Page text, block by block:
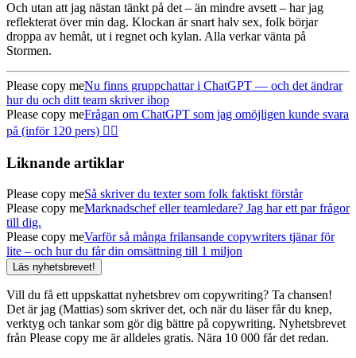
Och utan att jag nästan tänkt på det – än mindre avsett – har jag
reflekterat över min dag. Klockan är snart halv sex, folk börjar
droppa av hemåt, ut i regnet och kylan. Alla verkar vänta på
Stormen.
Please copy meNu finns gruppchattar i ChatGPT — och det ändrar
hur du och ditt team skriver ihop
Please copy meFrågan om ChatGPT som jag omöjligen kunde svara
på (inför 120 pers) 🤦‍♂️
Liknande artiklar
Please copy meSå skriver du texter som folk faktiskt förstår
Please copy meMarknadschef eller teamledare? Jag har ett par frågor
till dig.
Please copy meVarför så många frilansande copywriters tjänar för
lite – och hur du får din omsättning till 1 miljon
Läs nyhetsbrevet!
Vill du få ett uppskattat nyhetsbrev om copywriting? Ta chansen!
Det är jag (Mattias) som skriver det, och när du läser får du knep,
verktyg och tankar som gör dig bättre på copywriting. Nyhetsbrevet
från Please copy me är alldeles gratis. Nära 10 000 får det redan.